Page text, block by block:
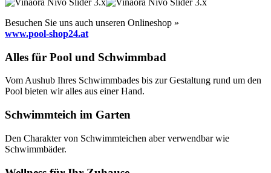
Besuchen Sie uns auch unseren Onlineshop »
www.pool-shop24.at
Alles für Pool und Schwimmbad
Vom Aushub Ihres Schwimmbades bis zur Gestaltung rund um den
Pool bieten wir alles aus einer Hand.
Schwimmteich im Garten
Den Charakter von Schwimmteichen aber verwendbar wie
Schwimmbäder.